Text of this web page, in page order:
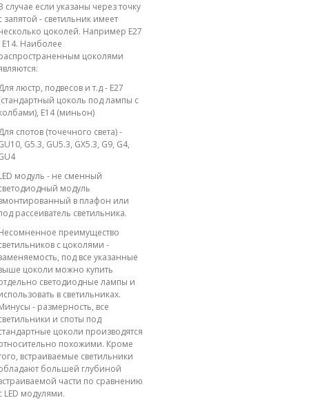
случае если указаны через точку
запятой - светильник имеет
цоколей. Например E27
E14. Наиболее
цоколями
люстр, подвесов и т.д - E27
цоколь под лампы с
E14 (миньон)
спотов (точечного света) -
G5.3, GU5.3, GX5.3, G9, G4,
модуль - не сменный
модуль
в плафон или
рассеиватель светильника.
преимущество
с цоколями -
под все указанные
цоколи можно купить
светодиодные лампы и
в светильниках.
- размерность, все
и споты под
цоколи производятся
похожими. Кроме
встраиваемые светильники
большей глубиной
части по сравнению
LED модулями.